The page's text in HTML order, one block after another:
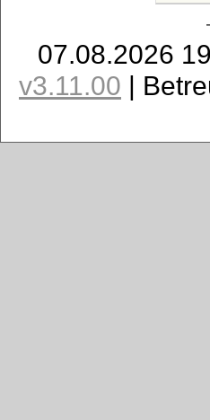
07.08.2026
v3.11.00 |